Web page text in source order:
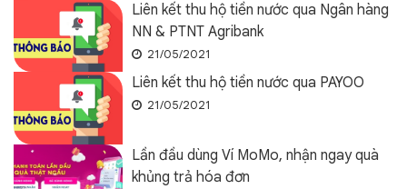
Liên kết thu hộ tiền nước qua Ngân hàng
NN & PTNT Agribank
21/05/2021
Liên kết thu hộ tiền nước qua PAYOO
21/05/2021
Lần đầu dùng Ví MoMo, nhận ngay quà
khủng trả hóa đơn